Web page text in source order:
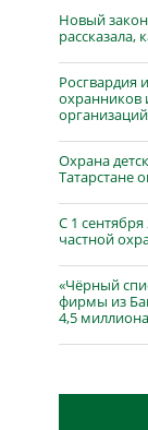
Новый
рассказала,
Росгвардия
охранников
организаций
Охрана
Татарстане
С 1
частной
«Чёрный
фирмы из
4,5 миллиона